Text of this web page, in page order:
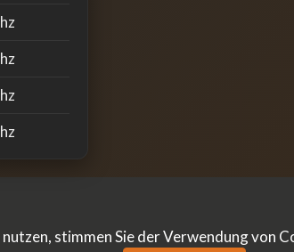
stimmen Sie der Verwendung von